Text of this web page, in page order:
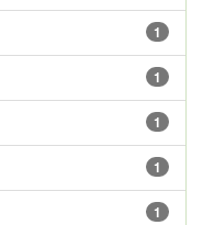
1
1
1
1
1